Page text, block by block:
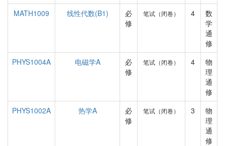
MATH1009
线性代数(B1)
必
修
笔试（闭卷） 4
数
学
通
修
PHYS1004A
电磁学A
必
修
笔试（闭卷） 4
物
理
通
修
PHYS1002A
热学A
必
修
笔试（闭卷） 3
物
理
通
修